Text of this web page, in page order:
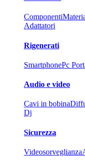
Componenti
Adattatori
Rigenerati
SmartphonePc
Audio e video
Cavi in bobina
Dj
Sicurezza
Videosorveglianza